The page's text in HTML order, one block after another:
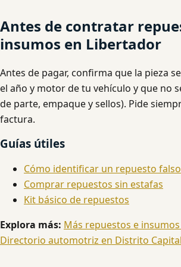
Antes de contratar
insumos en Libertador
Antes de pagar, confirma que la pieza
el año y motor de tu vehículo y que no
de parte, empaque y sellos). Pide
factura.
Guías útiles
Cómo identificar un repuesto falso
Comprar repuestos sin estafas
Kit básico de repuestos
Explora más: Más repuestos e
Directorio automotriz en Distrito Capital